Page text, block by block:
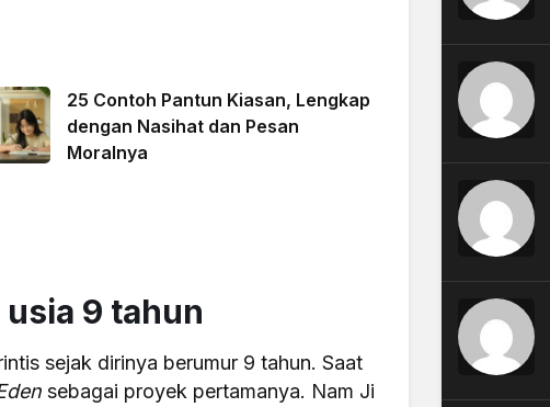
25 Contoh Pantun Kiasan, Lengkap
dengan Nasihat dan Pesan
Moralnya
9 tahun
sejak dirinya berumur 9 tahun. Saat
sebagai proyek pertamanya. Nam Ji